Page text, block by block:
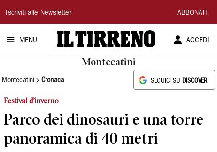
Il
Tirreno
Iscriviti alle Newsletter ABBONATI
MENU ACCEDI
Montecatini
Montecatini Cronaca SEGUICI SU DISCOVER
Festival d’inverno
Parco dei dinosauri e una torre
panoramica di 40 metri